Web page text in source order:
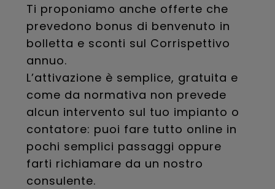
Ti proponiamo anche offerte che
prevedono bonus di benvenuto in
bolletta e sconti sul Corrispettivo
annuo.
L’attivazione è semplice, gratuita e
come da normativa non prevede
alcun intervento sul tuo impianto o
contatore: puoi fare tutto online in
pochi semplici passaggi oppure
farti richiamare da un nostro
consulente.